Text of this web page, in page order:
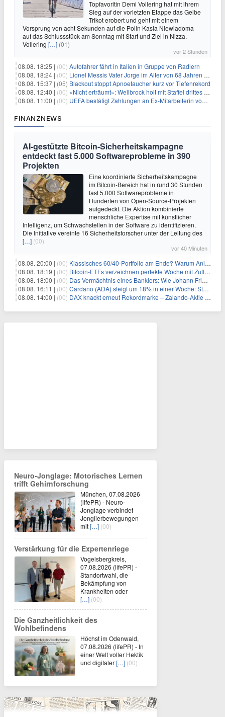
Topfavoritin Demi Vollering hat mit ihrem
Sieg auf der vorletzten Etappe das Gelbe
Trikot erobert und geht mit einem
Vorsprung von acht Sekunden auf die Polin Kasia Niewiadoma
auf das Schlussstück am Sonntag mit Start und Ziel in Nizza.
Vollering […] (01)
vor 2 Stunden
08.08. 18:25 | (00) Autofahrer fährt in Italien in Gruppe von Radlern
08.08. 18:24 | (00) Lionel Messis Vater Jorge im Alter von 68 Jahren gestorben
08.08. 15:37 | (05) Blackout stoppt Apnoetaucher kurz vor Tiefenrekord
08.08. 12:40 | (00) «Nicht erträumt»: Wellbrock holt mit Staffel drittes EM-Gold
08.08. 11:00 | (00) UEFA bestätigt Zahlungen an Ex-Mitarbeiterin von Infantino
FINANZNEWS
AI-gestützte Bitcoin-Sicherheitskampagne
entdeckt fast 5.000 Softwareprobleme in 390
Projekten
Eine koordinierte Sicherheitskampagne
im Bitcoin-Bereich hat in rund 30 Stunden
fast 5.000 Softwareprobleme in
Hunderten von Open-Source-Projekten
aufgedeckt. Die Aktion kombinierte
menschliche Expertise mit künstlicher
Intelligenz, um Schwachstellen in der Software zu identifizieren.
Die Initiative vereinte 16 Sicherheitsforscher unter der Leitung des
[…] (00)
vor 40 Minuten
08.08. 20:00 | (00) Klassisches 60/40-Portfolio am Ende? Warum Anleger jetzt radikal umdenken müssen
08.08. 18:19 | (00) Bitcoin-ETFs verzeichnen perfekte Woche mit Zuflüssen auf 3-Monats-Hoch
08.08. 18:00 | (00) Das Vermächtnis eines Bankiers: Wie Johann Friedrich Städel sein Imperium unsterblich machte
08.08. 16:11 | (00) Cardano (ADA) steigt um 18% in einer Woche: Steht ein Kurs von $0,30 bevor?
08.08. 14:00 | (00) DAX knackt erneut Rekordmarke – Zalando-Aktie crasht nach Quartalszahlen
Neuro-Jonglage: Motorisches Lernen
trifft Gehirnforschung
München, 07.08.2026
(lifePR) - Neuro-
Jonglage verbindet
Jonglierbewegungen
mit[…] (00)
Verstärkung für die Expertenriege
Vogelsbergkreis,
07.08.2026 (lifePR) -
Standortwahl, die
Bekämpfung von
Krankheiten oder
[…] (00)
Die Ganzheitlichkeit des
Wohlbefindens
Höchst im Odenwald,
07.08.2026 (lifePR) - In
einer Welt voller Hektik
und digitaler[…] (00)